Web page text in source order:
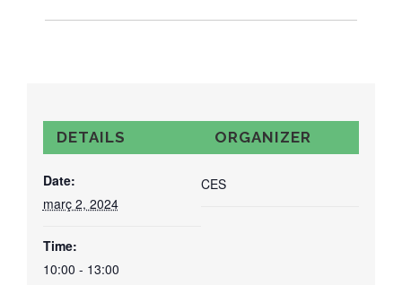
DETAILS
Date:
març 2, 2024
Time:
10:00 - 13:00
ORGANIZER
CES